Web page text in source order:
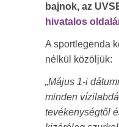
bajnok, az
hivatalos
A sportlegenda
nélkül közöljük:
„Május 1-i
minden
tevékenységtől